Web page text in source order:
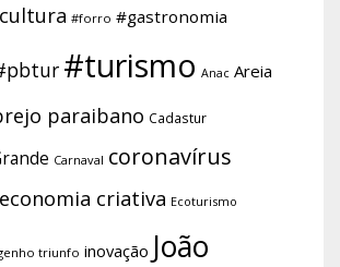
#forro #gastronomia
#turismo Anac Areia
paraibano Cadastur
Carnaval coronavírus
economia criativa Ecoturismo
triunfo inovação João